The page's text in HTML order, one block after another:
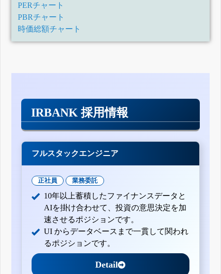
PERチャート
PBRチャート
時価総額チャート
IRBANK 採用情報
フルスタックエンジニア
正社員 業務委託
10年以上蓄積したファイナンスデータと
AIを掛け合わせて、投資の意思決定を加
速させるポジションです。
UI からデータベースまで一貫して関われ
るポジションです。
Detail